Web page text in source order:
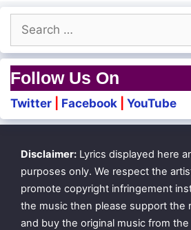
Nee podhum arugilae
Mazhalai pol aaven nodiyilae!
Un thozhil saayum neramae!
En bharam yaavum theerumae!
Vida mazhai adhil kudai
Konjam neram nee illaamal
Nenjam thalladi kannadi
Search
for:
Follow Us On
Twitter Facebook YouTube
Disclaimer: Lyrics displayed here
purposes only. We respect the
promote copyright infringement
the music then please support the
and buy the original music from